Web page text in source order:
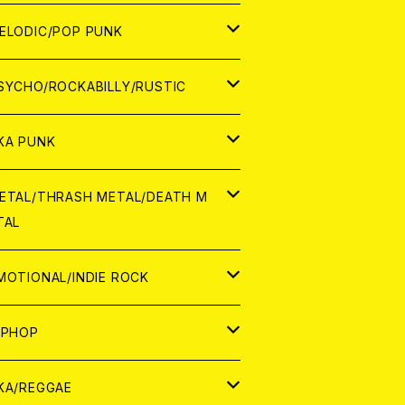
ログ
ログ
POP PUNK
ROCKABILLY/RUSTIC
PUNK
THRASH METAL/DEATH M
INDIE ROCK
REGGAE